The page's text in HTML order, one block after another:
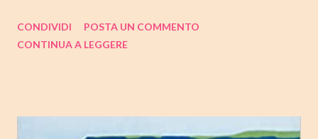
come sempre, trovate tutte le mie impressioni al suo termine.
14.25/EBOOK 8.99 Link Amazon TRAMA Dopo "Infanzia", il
CONDIVIDI
POSTA UN COMMENTO
CONTINUA A LEGGERE